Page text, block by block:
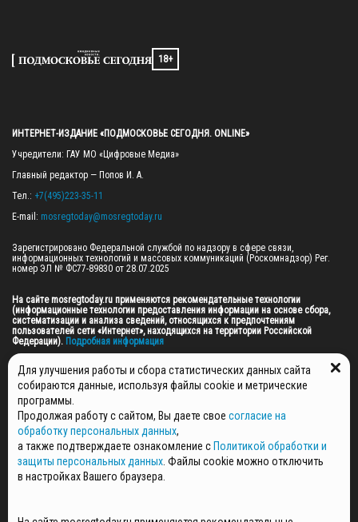
18+
ИНТЕРНЕТ-ИЗДАНИЕ «ПОДМОСКОВЬЕ СЕГОДНЯ. ONLINE»
Учредители: ГАУ МО «Цифровые Медиа»
Главный редактор — Попов И. А.
Тел.: +7(495)223-35-11
E-mail: mosregtoday@mosregtoday.ru
Зарегистрировано Федеральной службой по надзору в сфере связи,
информационных технологий и массовых коммуникаций (Роскомнадзор) Рег.
номер ЭЛ № ФС77-89830 от 28.07.2025
На сайте mosregtoday.ru применяются рекомендательные технологии
(информационные технологии предоставления информации на основе сбора,
систематизации и анализа сведений, относящихся к предпочтениям
пользователей сети «Интернет», находящихся на территории Российской
Федерации). Подробная информация
© 2026 ПРАВА НА ВСЕ МАТЕРИАЛЫ САЙТА ПРИНАДЛЕЖАТ ГАУ МО "ЦИФРОВЫЕ
МЕДИА" (ОГРН: 1255000059467).
ПОЛИТИКА ОБРАБОТКИ И ЗАЩИТЫ ПЕРСОНАЛЬНЫХ ДАННЫХ
НОВОСТИ
ГАЗЕТЫ
РЕКЛАМОДАТЕЛЯМ
Для улучшения работы и сбора статистических данных сайта
собираются данные, используя файлы cookie и метрические
программы.
Продолжая работу с сайтом, Вы даете свое согласие на
обработку персональных данных,
а также подтверждаете ознакомление с Политикой обработки и
защиты персональных данных . Файлы cookie можно отключить
в настройках Вашего браузера.